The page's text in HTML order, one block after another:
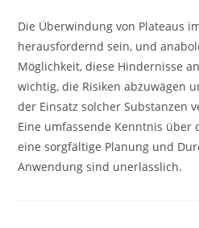
Die Überwindung von Plateaus
herausfordernd sein, und
Möglichkeit, diese Hindernisse
wichtig, die Risiken abzuwägen
der Einsatz solcher Substanzen
Eine umfassende Kenntnis über
eine sorgfältige Planung und
Anwendung sind unerlässlich.